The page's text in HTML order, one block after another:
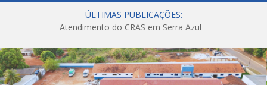
ÚLTIMAS PUBLICAÇÕES:
Atendimento do CRAS em Serra Azul